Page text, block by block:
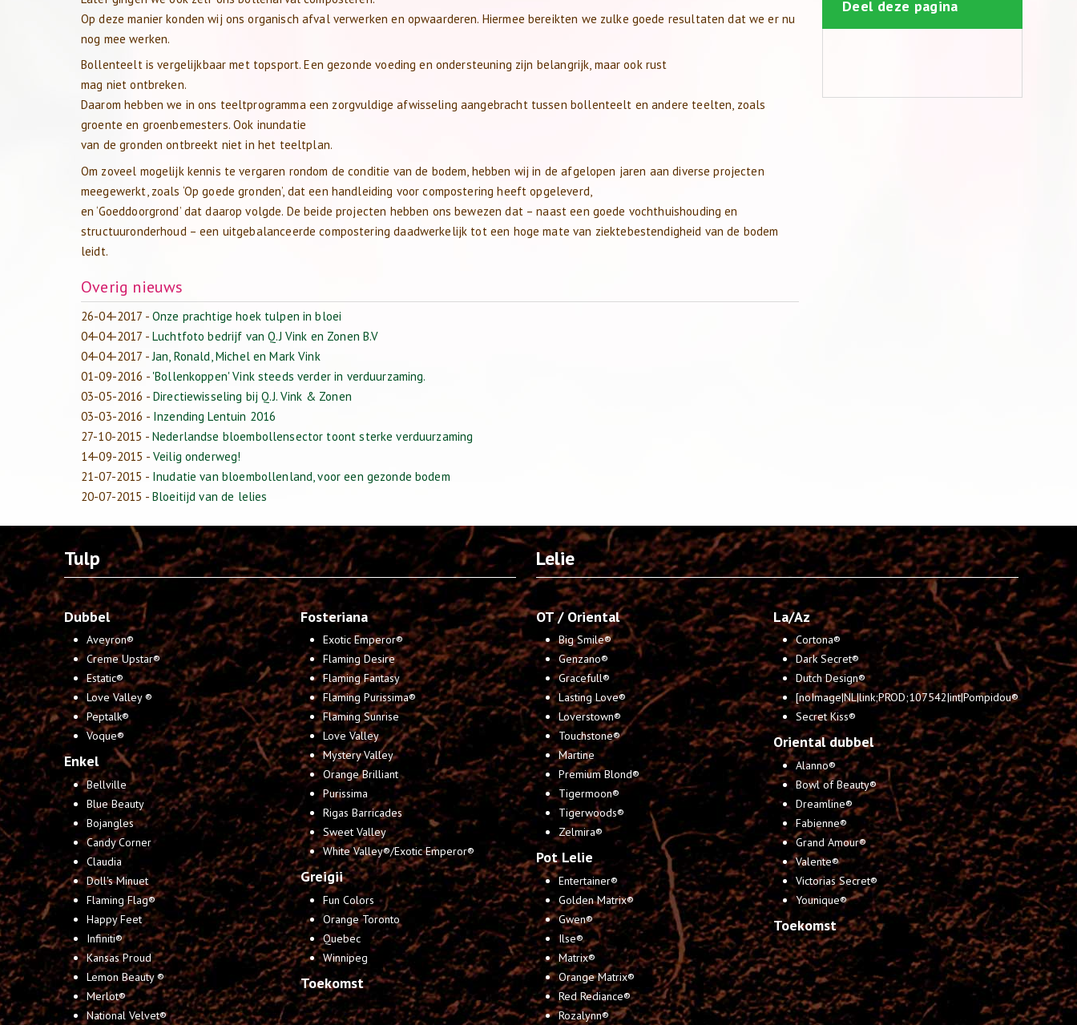
Op deze manier konden wij ons organisch afval verwerken en opwaarderen. Hiermee bereikten we zulke goede resultaten dat we er nu
nog mee werken.
Bollenteelt is vergelijkbaar met topsport. Een gezonde voeding en ondersteuning zijn belangrijk, maar ook rust
mag niet ontbreken.
Daarom hebben we in ons teeltprogramma een zorgvuldige afwisseling aangebracht tussen bollenteelt en andere teelten, zoals
groente en groenbemesters. Ook inundatie
van de gronden ontbreekt niet in het teeltplan.
Om zoveel mogelijk kennis te vergaren rondom de conditie van de bodem, hebben wij in de afgelopen jaren aan diverse projecten
meegewerkt, zoals ‘Op goede gronden’, dat een handleiding voor compostering heeft opgeleverd,
en ‘Goeddoorgrond’ dat daarop volgde. De beide projecten hebben ons bewezen dat – naast een goede vochthuishouding en
structuuronderhoud – een uitgebalanceerde compostering daadwerkelijk tot een hoge mate van ziektebestendigheid van de bodem
leidt.
Overig nieuws
26-04-2017 - Onze prachtige hoek tulpen in bloei
04-04-2017 - Luchtfoto bedrijf van Q.J Vink en Zonen B.V
04-04-2017 - Jan, Ronald, Michel en Mark Vink
01-09-2016 - 'Bollenkoppen' Vink steeds verder in verduurzaming.
03-05-2016 - Directiewisseling bij Q.J. Vink & Zonen
03-03-2016 - Inzending Lentuin 2016
27-10-2015 - Nederlandse bloembollensector toont sterke verduurzaming
14-09-2015 - Veilig onderweg!
21-07-2015 - Inudatie van bloembollenland, voor een gezonde bodem
20-07-2015 - Bloeitijd van de lelies
Deel deze pagina
Tulp Lelie
Dubbel
Aveyron®
Creme Upstar®
Estatic®
Love Valley ®
Peptalk®
Voque®
Enkel
Bellville
Blue Beauty
Bojangles
Candy Corner
Claudia
Doll's Minuet
Flaming Flag®
Happy Feet
Infiniti®
Kansas Proud
Lemon Beauty ®
Merlot®
National Velvet®
Fosteriana
Exotic Emperor®
Flaming Desire
Flaming Fantasy
Flaming Purissima®
Flaming Sunrise
Love Valley
Mystery Valley
Orange Brilliant
Purissima
Rigas Barricades
Sweet Valley
White Valley®/Exotic Emperor®
Greigii
Fun Colors
Orange Toronto
Quebec
Winnipeg
Toekomst
OT / Oriental
Big Smile®
Genzano®
Gracefull®
Lasting Love®
Loverstown®
Touchstone®
Martine
Premium Blond®
Tigermoon®
Tigerwoods®
Zelmira®
Pot Lelie
Entertainer®
Golden Matrix®
Gwen®
Ilse®
Matrix®
Orange Matrix®
Red Rediance®
Rozalynn®
La/Az
Cortona®
Dark Secret®
Dutch Design®
[noImage|NL|link;PROD;107542|int|Pompidou®
Secret Kiss®
Oriental dubbel
Alanno®
Bowl of Beauty®
Dreamline®
Fabienne®
Grand Amour®
Valente®
Victorias Secret®
Younique®
Toekomst